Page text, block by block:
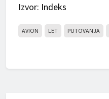
Izvor: Indeks
AVION LET PUTOVANJA